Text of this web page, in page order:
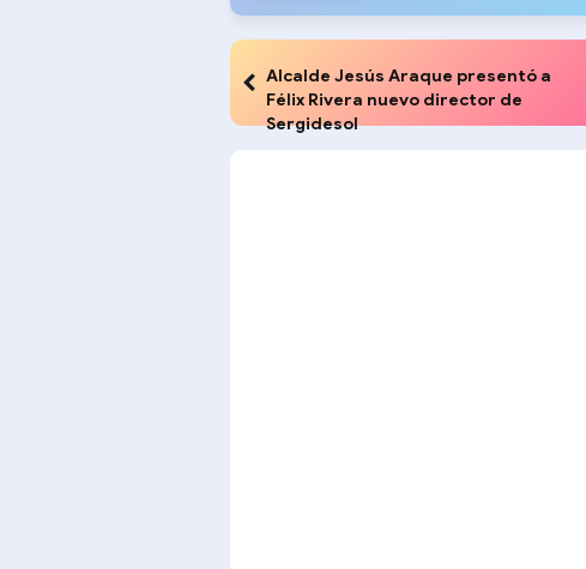
Alcalde Jesús Araque presentó a
Félix Rivera nuevo director de
Sergidesol